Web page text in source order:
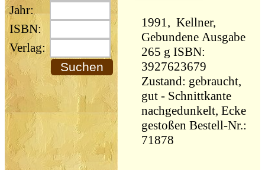
Jahr:
ISBN:
Verlag:
1991, Kellner,
Gebundene Ausgabe
265 g ISBN:
3927623679
Zustand: gebraucht,
gut - Schnittkante
nachgedunkelt, Ecke
gestoßen Bestell-Nr.:
71878